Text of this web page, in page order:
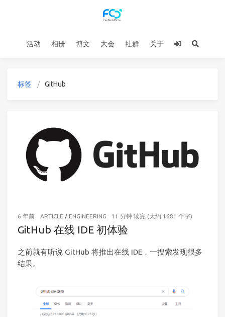
活动 相册 博文 大会 社群 关于
标签 GitHub
6 年前 ARTICLE / ENGINEERING 11 分钟 读完 (大约 1681 个字)
GitHub 在线 IDE 初体验
之前就有听说 GitHub 将推出在线 IDE，一搜索发现很多
结果。